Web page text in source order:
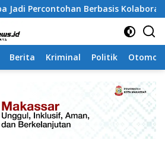
Berbasis Kolaborasi Warga
Berita Kriminal Politik